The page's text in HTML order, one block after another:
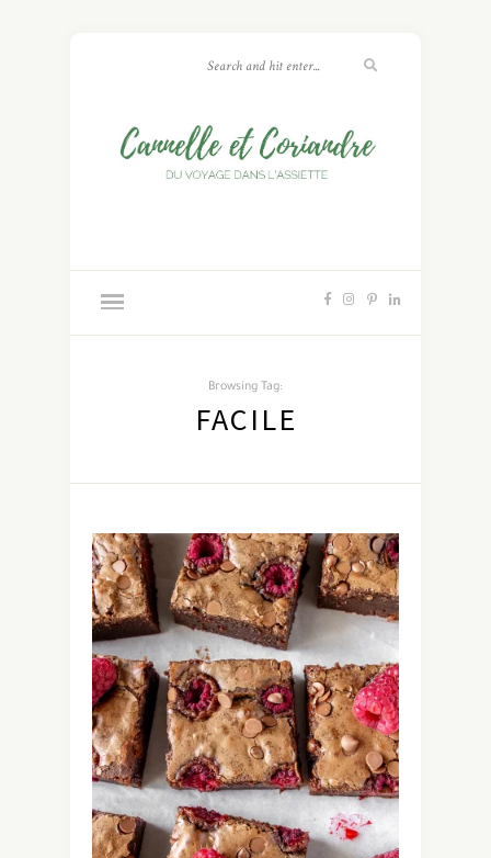
Browsing Tag:
FACILE